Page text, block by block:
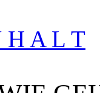
H A L T